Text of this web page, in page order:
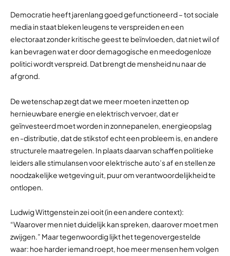
Democratie heeft jarenlang goed gefunctioneerd – tot sociale
media in staat bleken leugens te verspreiden en een
electoraat zonder kritische geest te beïnvloeden, dat niet wil of
kan bevragen wat er door demagogische en meedogenloze
politici wordt verspreid. Dat brengt de mensheid nu naar de
afgrond.
De wetenschap zegt dat we meer moeten inzetten op
hernieuwbare energie en elektrisch vervoer, dat er
geïnvesteerd moet worden in zonnepanelen, energieopslag
en -distributie, dat de stikstof echt een probleem is, en andere
structurele maatregelen. In plaats daarvan schaffen politieke
leiders alle stimulansen voor elektrische auto’s af en stellen ze
noodzakelijke wetgeving uit, puur om verantwoordelijkheid te
ontlopen.
Ludwig Wittgenstein zei ooit (in een andere context):
“Waarover men niet duidelijk kan spreken, daarover moet men
zwijgen.” Maar tegenwoordig lijkt het tegenovergestelde
waar: hoe harder iemand roept, hoe meer mensen hem volgen